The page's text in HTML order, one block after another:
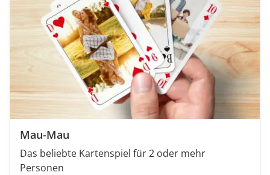
Mau-Mau
Das beliebte Kartenspiel für 2 oder mehr
Personen